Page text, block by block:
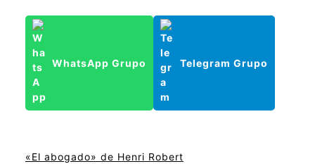
WhatsApp Grupo Telegram Grupo
«El abogado» de Henri Robert